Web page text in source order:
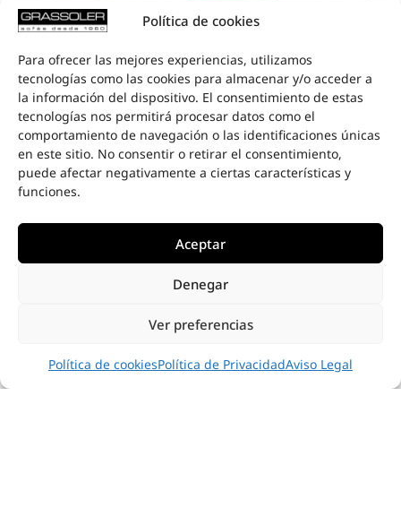
Política de cookies
Para ofrecer las mejores experiencias, utilizamos
tecnologías como las cookies para almacenar y/o acceder a
la información del dispositivo. El consentimiento de estas
tecnologías nos permitirá procesar datos como el
comportamiento de navegación o las identificaciones únicas
en este sitio. No consentir o retirar el consentimiento,
puede afectar negativamente a ciertas características y
funciones.
Aceptar
Denegar
Ver preferencias
Política de cookiesPolítica de PrivacidadAviso Legal
INSPIRACIÓN